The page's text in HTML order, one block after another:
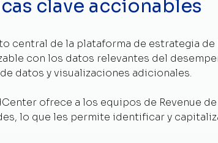
clave accionables
central de la plataforma de estrategia de
con los datos relevantes del
datos y visualizaciones adicionales.
ofrece a los equipos de Revenue
lo que les permite identificar y